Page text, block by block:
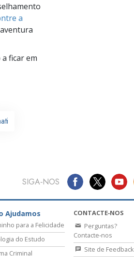
a
ficar em
SIGA‑NOS
Ajudamos
para a Felicidade
do Estudo
Criminal
CONTACTE‑NOS
Perguntas?
Contacte‑nos
Site de Feedback